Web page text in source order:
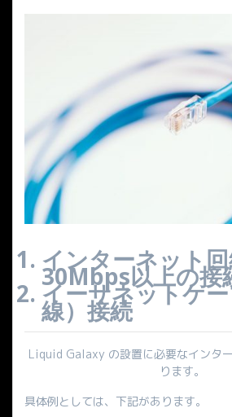
インターネット
30Mbps以上の接
イーサネットケ
線）接続
Liquid Galaxy の設置に必要なインタ
ります。
具体例としては、下記があります。